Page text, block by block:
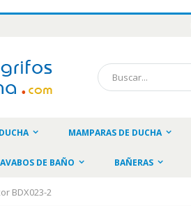
Buscar
MAMPARAS DE DUCHA
DE BAÑO BAÑERAS
BDX023-2